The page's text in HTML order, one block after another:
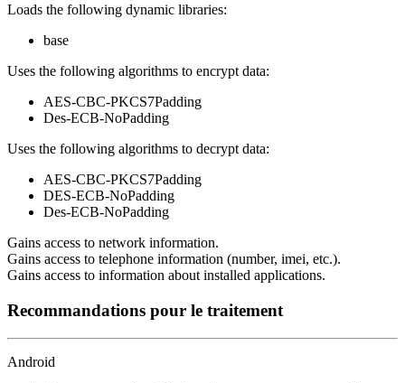
Loads the following dynamic libraries:
base
Uses the following algorithms to encrypt data:
AES-CBC-PKCS7Padding
Des-ECB-NoPadding
Uses the following algorithms to decrypt data:
AES-CBC-PKCS7Padding
DES-ECB-NoPadding
Des-ECB-NoPadding
Gains access to network information.
Gains access to telephone information (number, imei, etc.).
Gains access to information about installed applications.
Recommandations pour le traitement
Android